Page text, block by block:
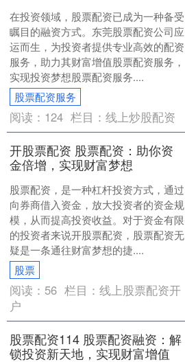
在投资领域，股票配资已成为一种备受
瞩目的融资方式。东莞股票配资公司应
运而生，为投资者提供专业高效的配资
服务，助力其财富增值股票配资服务，
实现投资梦想股票配资服务....
股票配资服务
阅读： 124 栏目：线上炒股配资
开股票配资 股票配资：助你资
金倍增，实现财富梦想
股票配资，是一种杠杆投资方式，通过
向券商借入资金，放大投资者的资金规
模，从而提高投资收益。对于资金有限
的投资者来说开股票配资，股票配资无
疑是一条通往财富梦想的捷....
股票
阅读： 56 栏目：线上股票配资开
户
股票配资114 股票配资融资：解
锁投资新天地，实现财富增值